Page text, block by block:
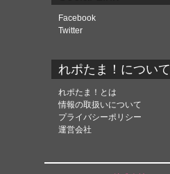
Facebook
Twitter
れポたま！について
れポたま！とは
情報の取扱いについて
プライバシーポリシー
運営会社